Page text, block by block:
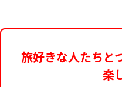
旅好きな人たちと
楽